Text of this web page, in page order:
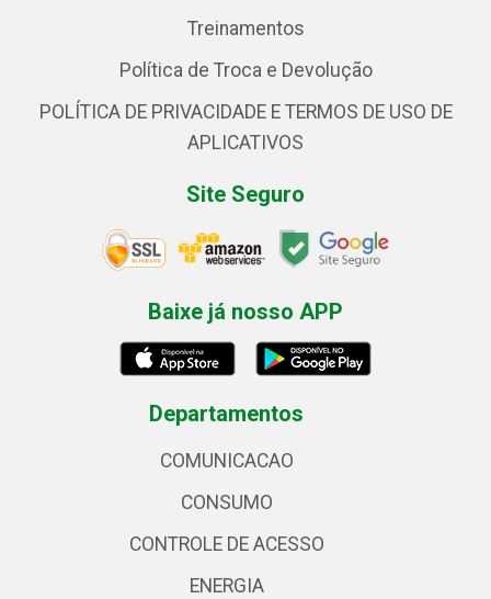
Treinamentos
Política de Troca e Devolução
POLÍTICA DE PRIVACIDADE E TERMOS DE USO DE
APLICATIVOS
Site Seguro
Baixe já nosso APP
Departamentos
COMUNICACAO
CONSUMO
CONTROLE DE ACESSO
ENERGIA